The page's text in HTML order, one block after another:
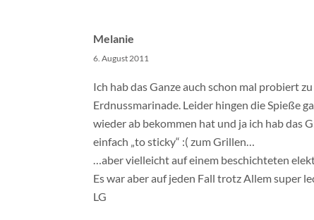
Melanie
6. August 2011
Ich hab das Ganze auch schon mal probiert
Erdnussmarinade. Leider hingen die Spieße
wieder ab bekommen hat und ja ich hab das
einfach „to sticky“ :( zum Grillen…
…aber vielleicht auf einem beschichteten
Es war aber auf jeden Fall trotz Allem super
LG